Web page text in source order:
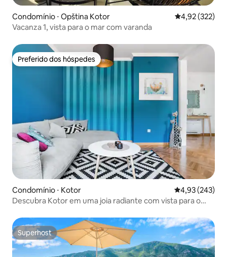
Condomínio ⋅ Opština Kotor 4,92 de uma
4,92 (322)
Vacanza 1, vista para o mar com varanda
Preferido dos hóspedes
Preferido dos hóspedes
Condomínio ⋅ Kotor 4,93 de uma
4,93 (243)
Descubra Kotor em uma joia radiante com vista para o
Superhost
Superhost